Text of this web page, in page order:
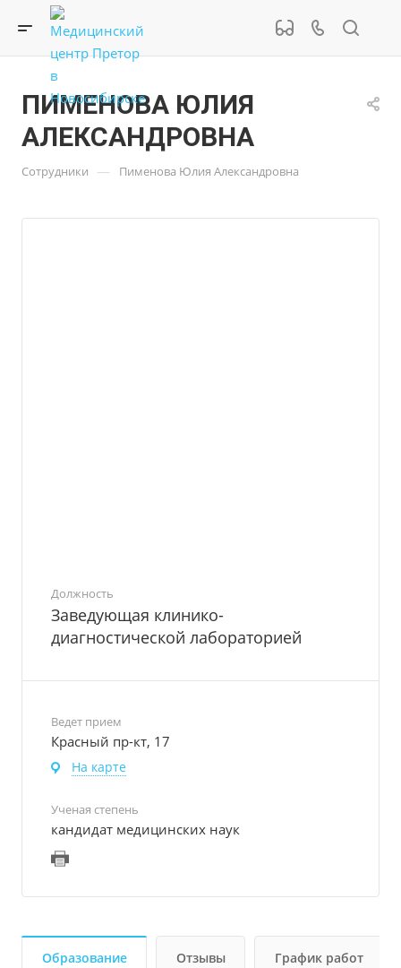
ПИМЕНОВА ЮЛИЯ
АЛЕКСАНДРОВНА
Сотрудники — Пименова Юлия Александровна
Должность
Заведующая клинико-
диагностической лабораторией
Ведет прием
Красный пр-кт, 17
На карте
Ученая степень
кандидат медицинских наук
Образование Отзывы График работ